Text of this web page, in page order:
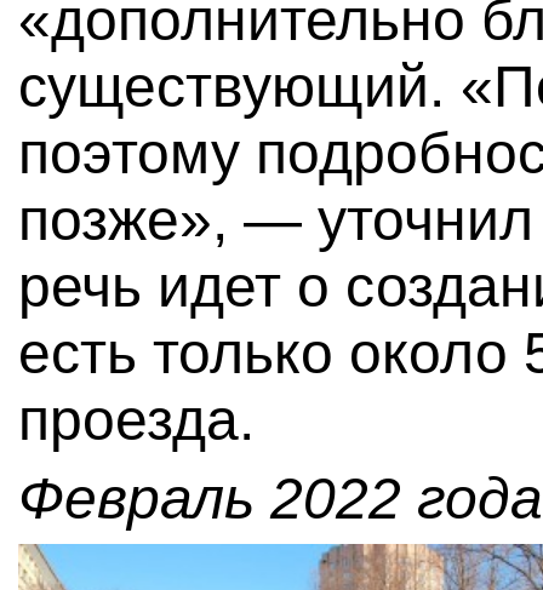
«дополнительно
существующий.
поэтому
позже», —
речь идет о
есть только около
проезда.
Февраль 2022